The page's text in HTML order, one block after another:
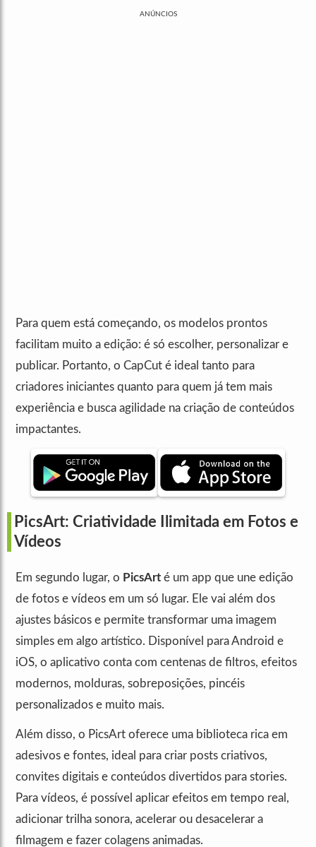
ANÚNCIOS
Para quem está começando, os modelos prontos
facilitam muito a edição: é só escolher, personalizar e
publicar. Portanto, o CapCut é ideal tanto para
criadores iniciantes quanto para quem já tem mais
experiência e busca agilidade na criação de conteúdos
impactantes.
PicsArt: Criatividade Ilimitada em Fotos e
Vídeos
Em segundo lugar, o PicsArt é um app que une edição
de fotos e vídeos em um só lugar. Ele vai além dos
ajustes básicos e permite transformar uma imagem
simples em algo artístico. Disponível para Android e
iOS, o aplicativo conta com centenas de filtros, efeitos
modernos, molduras, sobreposições, pincéis
personalizados e muito mais.
Além disso, o PicsArt oferece uma biblioteca rica em
adesivos e fontes, ideal para criar posts criativos,
convites digitais e conteúdos divertidos para stories.
Para vídeos, é possível aplicar efeitos em tempo real,
adicionar trilha sonora, acelerar ou desacelerar a
filmagem e fazer colagens animadas.